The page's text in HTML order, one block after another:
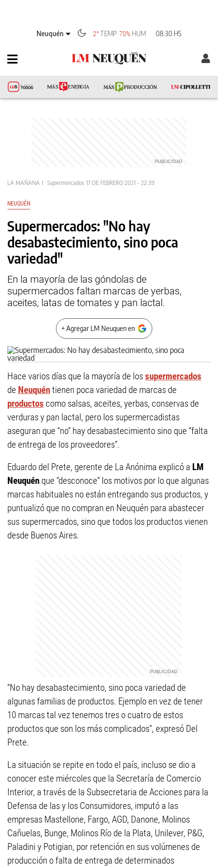
Neuquén 2° TEMP 70% HUM 08:30 HS
LA MAÑANA Supermercados 17 DE FEBRERO 2021 - 22:39
NEUQUÉN
Supermercados: "No hay
desabastecimiento, sino poca
variedad"
En la mayoría de las góndolas de
supermercados faltan marcas de yerbas,
aceites, latas de tomates y pan lactal.
+ Agregar LM Neuquen en
Hace varios días que la mayoría de lossupermercados
de Neuquéntienen poca variedad de marcas de
productos como salsas, aceites, yerbas, conservas de
verduras y pan lactal, pero los supermercadistas
aseguran que “no” hay desabastecimiento sino que “falta
de entrega de los proveedores”.
Eduardo del Prete, gerente de La Anónima explicó a LM
Neuquén que “desconoce” los motivos por lo que algunas
marcas habituales no están entregando sus productos, y
puntualizó que no compran en Neuquén para abastecer
sus supermercados, sino que todos los productos vienen
desde Buenos Aires.
“No hay desabastecimiento, sino poca variedad de
algunas familias de productos. Ejemplo en vez de tener
10 marcas tal vez tenemos tres o cuatro de estos
productos que son los más complicados”, expresó Del
Prete.
La situación se repite en todo el país, incluso se dio a
conocer este miércoles que la Secretaría de Comercio
Interior, a través de la Subsecretaria de Acciones para la
Defensa de las y los Consumidores, imputó a las
empresas Mastellone, Fargo, AGD, Danone, Molinos
Cañuelas, Bunge, Molinos Río de la Plata, Unilever, P&G,
Paladini y Potigian, por retención en sus volúmenes de
producción o falta de entrega de determinados